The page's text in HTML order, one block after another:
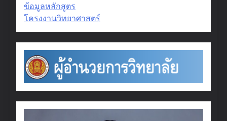
ข้อมูลหลักสูตร
โครงงานวิทยาศาสตร์